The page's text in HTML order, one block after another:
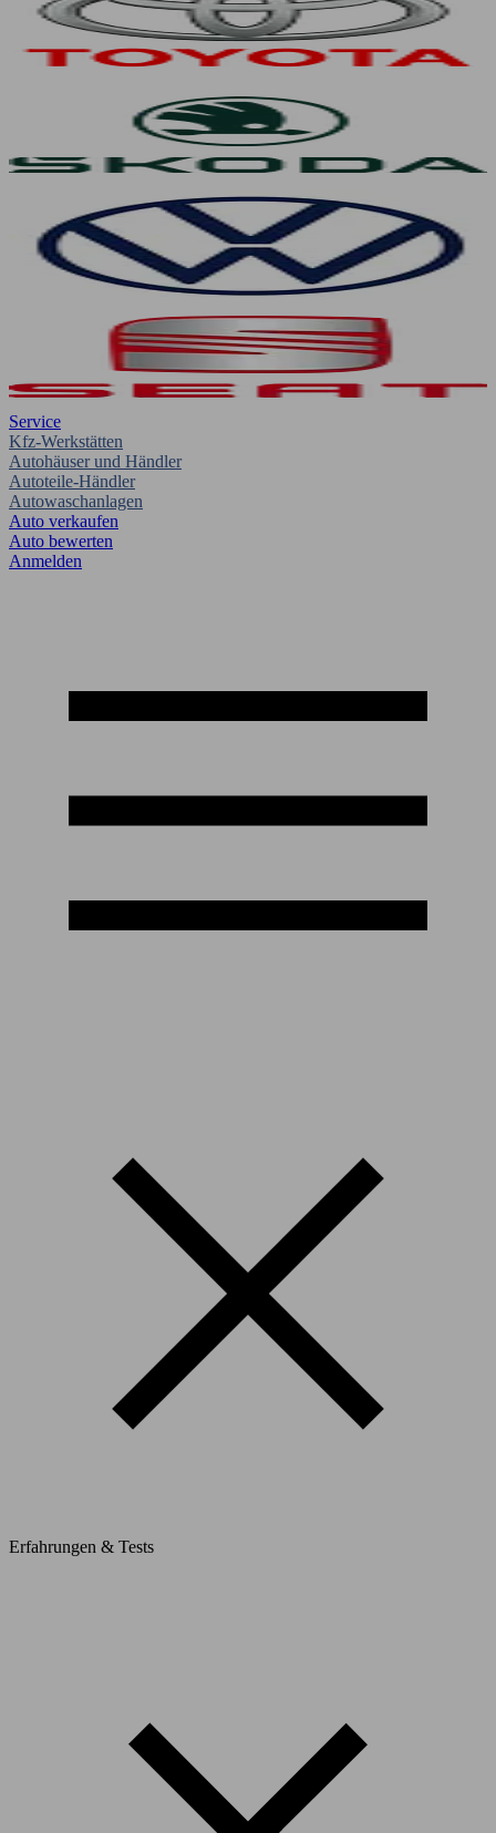
Service
Kfz-Werkstätten
Autohäuser und Händler
Autoteile-Händler
Autowaschanlagen
Auto verkaufen
Auto bewerten
Anmelden
Erfahrungen & Tests